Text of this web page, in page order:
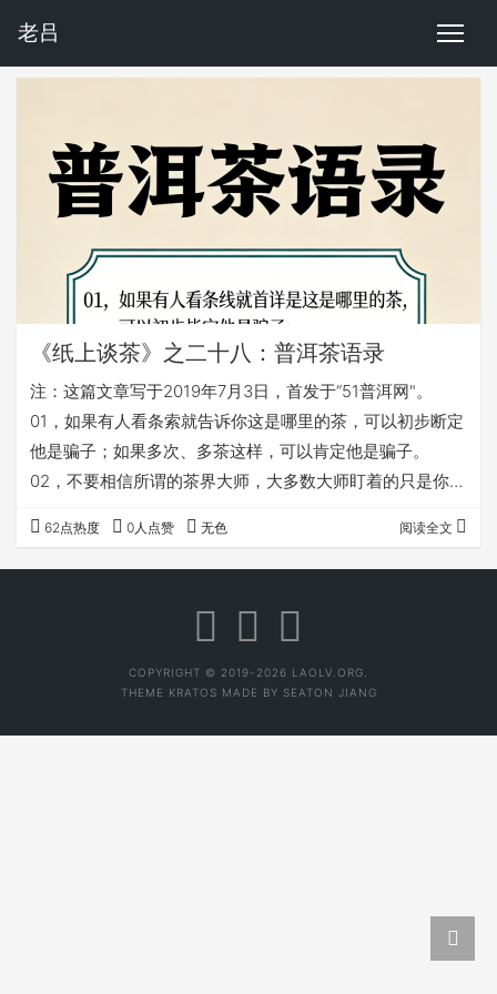
老吕
《纸上谈茶》之二十八：普洱茶语录
注：这篇文章写于2019年7月3日，首发于“51普洱网"。
01，如果有人看条索就告诉你这是哪里的茶，可以初步断定
他是骗子；如果多次、多茶这样，可以肯定他是骗子。
02，不要相信所谓的茶界大师，大多数大师盯着的只是你的
可能他自己也不确定。 04，自己觉得好喝，又买得起，就
是好茶，其他茶都可以忽略。 05，做易武高杆的大多数都
62点热度 0人点赞 无色 阅读全文
COPYRIGHT © 2019-2026 LAOLV.ORG.
THEME KRATOS MADE BY SEATON JIANG